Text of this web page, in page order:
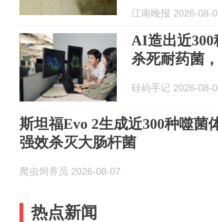
江南晚报 2026-08-
AI造出近300
杀死耐药菌
硅屿手记 2026-08-
斯坦福Evo 2生成近300种噬菌
强效杀灭大肠杆菌
爬虫饲养员 2026-08-07
热点新闻